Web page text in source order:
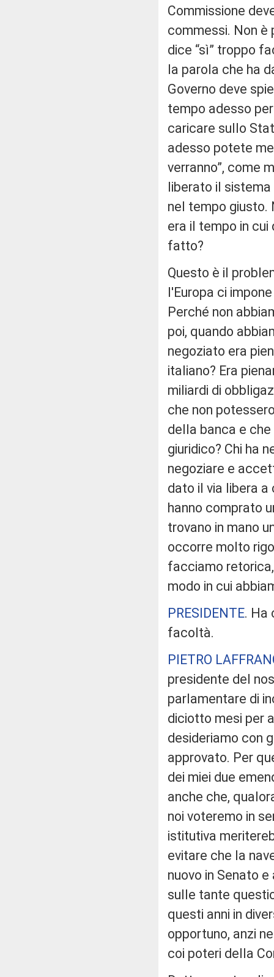
Commissione
commessi. Non è
dice “sì” troppo
la parola che ha
Governo deve
tempo adesso
caricare sullo
adesso potete
verranno”, come
liberato il sistema
nel tempo giusto.
era il tempo in cui
fatto?
Questo è il
l'Europa ci
Perché non
poi, quando
negoziato era
italiano? Era
miliardi di
che non
della banca e
giuridico? Chi ha
negoziare e
dato il via libera a
hanno comprato
trovano in mano
occorre molto
facciamo
modo in cui
PRESIDENTE. Ha
facoltà.
PIETRO
presidente del
parlamentare di
diciotto mesi per
desideriamo con
approvato. Per
dei miei due
anche che,
noi voteremo in
istitutiva
evitare che la
nuovo in Senato
sulle tante
questi anni in
opportuno, anzi
coi poteri della